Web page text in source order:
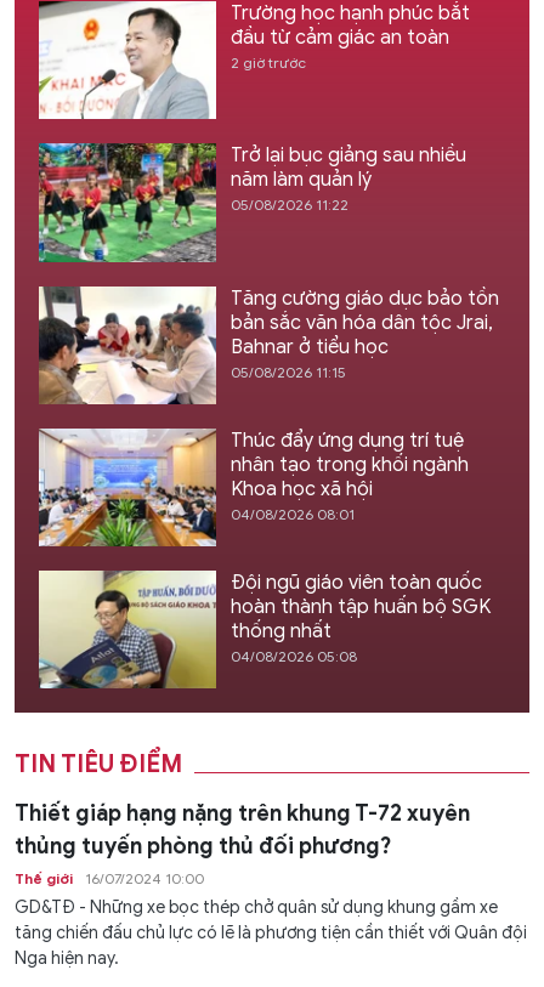
Trường học hạnh phúc bắt
đầu từ cảm giác an toàn
2 giờ trước
Trở lại bục giảng sau nhiều
năm làm quản lý
05/08/2026 11:22
Tăng cường giáo dục bảo tồn
bản sắc văn hóa dân tộc Jrai,
Bahnar ở tiểu học
05/08/2026 11:15
Thúc đẩy ứng dụng trí tuệ
nhân tạo trong khối ngành
Khoa học xã hội
04/08/2026 08:01
Đội ngũ giáo viên toàn quốc
hoàn thành tập huấn bộ SGK
thống nhất
04/08/2026 05:08
TIN TIÊU ĐIỂM
Thiết giáp hạng nặng trên khung T-72 xuyên
thủng tuyến phòng thủ đối phương?
Thế giới 16/07/2024 10:00
GD&TĐ - Những xe bọc thép chở quân sử dụng khung gầm xe
tăng chiến đấu chủ lực có lẽ là phương tiện cần thiết với Quân đội
Nga hiện nay.